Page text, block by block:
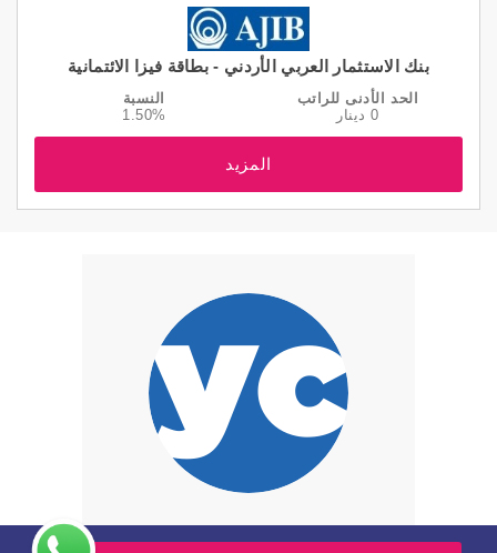
بنك الاستثمار العربي الأردني - بطاقة فيزا الائتمانية
الحد الأدنى للراتب
0 دينار
النسبة
1.50%
المزيد